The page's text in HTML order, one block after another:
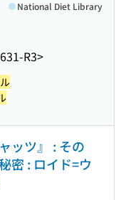
R3>
National Diet Library
ャッツ』 : その
密 : ロイド=ウ